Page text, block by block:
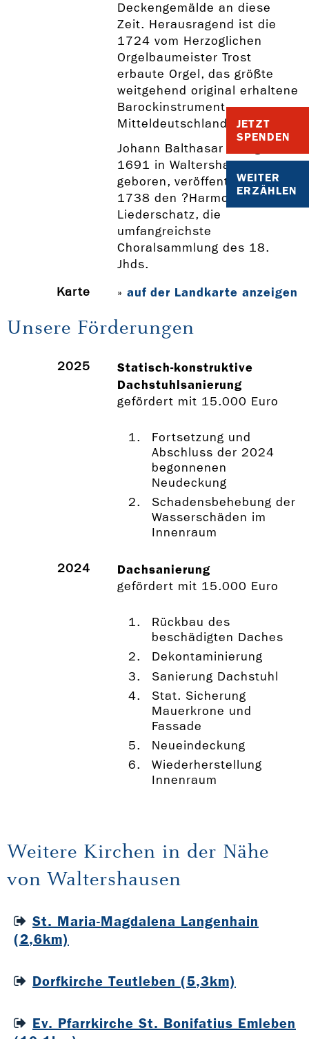
JETZT
SPENDEN
WEITER
ERZÄHLEN
Deckengemälde an diese
Zeit. Herausragend ist die
1724 vom Herzoglichen
Orgelbaumeister Trost
erbaute Orgel, das größte
weitgehend original erhaltene
Barockinstrument
Mitteldeutschlands.
Johann Balthasar König,
1691 in Waltershausen
geboren, veröffentlichte
1738 den ?Harmonischen
Liederschatz, die
umfangreichste
Choralsammlung des 18.
Jhds.
Karte
» auf der Landkarte anzeigen
Unsere Förderungen
2025
Statisch-konstruktive
Dachstuhlsanierung
gefördert mit 15.000 Euro
Fortsetzung und
Abschluss der 2024
begonnenen
Neudeckung
Schadensbehebung der
Wasserschäden im
Innenraum
2024 Dachsanierung
gefördert mit 15.000 Euro
Rückbau des
beschädigten Daches
Dekontaminierung
Sanierung Dachstuhl
Stat. Sicherung
Mauerkrone und
Fassade
Neueindeckung
Wiederherstellung
Innenraum
Weitere Kirchen in der Nähe
von Waltershausen
St. Maria-Magdalena Langenhain
(2,6km)
Dorfkirche Teutleben (5,3km)
Ev. Pfarrkirche St. Bonifatius Emleben